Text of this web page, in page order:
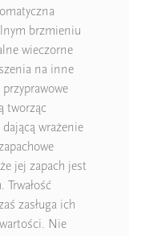
brzmieniu
wieczorne
na inne
tworząc
wrażenie
jej zapach jest
zasługa ich
Nie